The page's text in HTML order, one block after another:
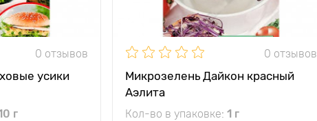
0 отзывов
усики
г
0 отзывов
Микрозелень Дайкон красный
Аэлита
Кол-во в упаковке: 1 г